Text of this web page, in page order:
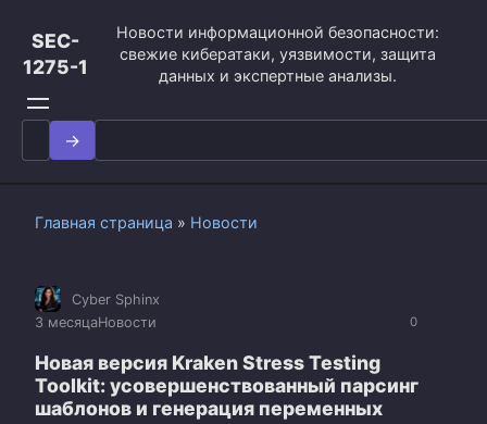
контенту
SEC-
1275-1
Новости информационной безопасности:
свежие кибератаки, уязвимости, защита
данных и экспертные анализы.
Search
for:
Главная страница » Новости
0
Cyber Sphinx
3 месяцаНовости
Новая версия Kraken Stress Testing
Toolkit: усовершенствованный парсинг
шаблонов и генерация переменных